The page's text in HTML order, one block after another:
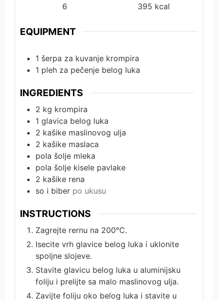
6
395 kcal
EQUIPMENT
1 šerpa za kuvanje krompira
1 pleh za pečenje belog luka
INGREDIENTS
2 kg krompira
1 glavica belog luka
2 kašike maslinovog ulja
2 kašike maslaca
pola šolje mleka
pola šolje kisele pavlake
2 kašike rena
so i biber po ukusu
INSTRUCTIONS
Zagrejte rernu na 200°C.
Isecite vrh glavice belog luka i uklonite
spoljne slojeve.
Stavite glavicu belog luka u aluminijsku
foliju i prelijte sa malo maslinovog ulja.
Zavijte foliju oko belog luka i stavite u